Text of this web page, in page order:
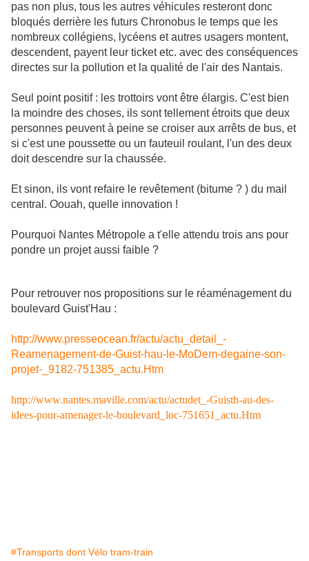
pas non plus, tous les autres véhicules resteront donc
bloqués derrière les futurs Chronobus le temps que les
nombreux collégiens, lycéens et autres usagers montent,
descendent, payent leur ticket etc. avec des conséquences
directes sur la pollution et la qualité de l'air des Nantais.
Seul point positif : les trottoirs vont être élargis. C'est bien
la moindre des choses, ils sont tellement étroits que deux
personnes peuvent à peine se croiser aux arrêts de bus, et
si c'est une poussette ou un fauteuil roulant, l'un des deux
doit descendre sur la chaussée.
Et sinon, ils vont refaire le revêtement (bitume ? ) du mail
central. Oouah, quelle innovation !
Pourquoi Nantes Métropole a t'elle attendu trois ans pour
pondre un projet aussi faible ?
Pour retrouver nos propositions sur le réaménagement du
boulevard Guist'Hau :
http://www.presseocean.fr/actu/actu_detail_-
Reamenagement-de-Guist-hau-le-MoDem-degaine-son-
projet-_9182-751385_actu.Htm
http://www.nantes.maville.com/actu/actudet_-Guisth-au-des-
idees-pour-amenager-le-boulevard_loc-751651_actu.Htm
#Transports dont Vélo tram-train